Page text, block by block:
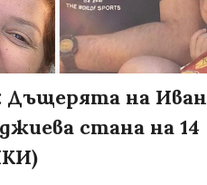
Дъщерята на Иван
стана на 14